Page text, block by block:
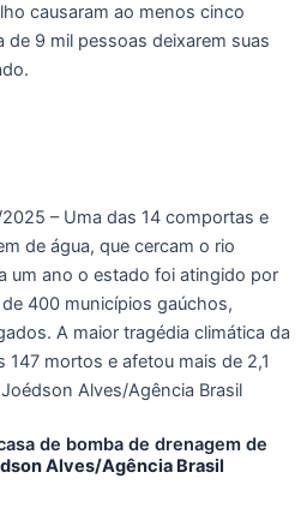
causaram ao menos cinco
de 9 mil pessoas deixarem suas
de bomba de drenagem de
Alves/Agência Brasil